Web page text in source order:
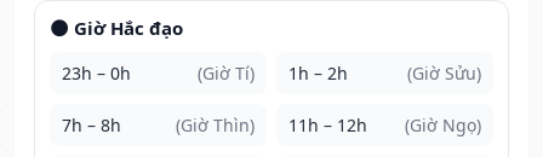
🌑 Giờ Hắc đạo
23h – 0h (Giờ Tí) 1h – 2h (Giờ Sửu)
7h – 8h (Giờ Thìn) 11h – 12h (Giờ Ngọ)